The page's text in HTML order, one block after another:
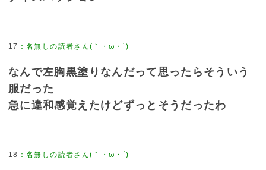
17 ：名無しの読者さん(｀・ω・´)
なんで左胸黒塗りなんだって思ったらそういう
服だった
急に違和感覚えたけどずっとそうだったわ
18 ：名無しの読者さん(｀・ω・´)